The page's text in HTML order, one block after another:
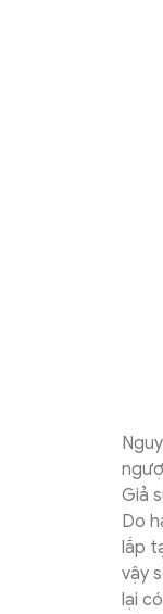
Giả
Do
lắp
vậy
lại